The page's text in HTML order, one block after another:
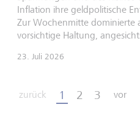
Inflation ihre geldpolitische
Zur Wochenmitte dominierte
vorsichtige Haltung,
23. Juli 2026
zurück 1 2 3 vor